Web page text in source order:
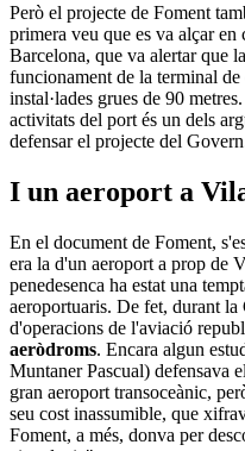
Però el projecte de Foment
primera veu que es va alçar
Barcelona, que va alertar que
funcionament de la terminal
instal·lades grues de 90
activitats del port és un dels
defensar el projecte del
I un aeroport a
En el document de Foment,
era la d'un aeroport a prop de
penedesenca ha estat una
aeroportuaris. De fet, durant
d'operacions de l'aviació
aeròdroms. Encara algun
Muntaner Pascual) defensava
gran aeroport transoceànic,
seu cost inassumible, que
Foment, a més, donva per